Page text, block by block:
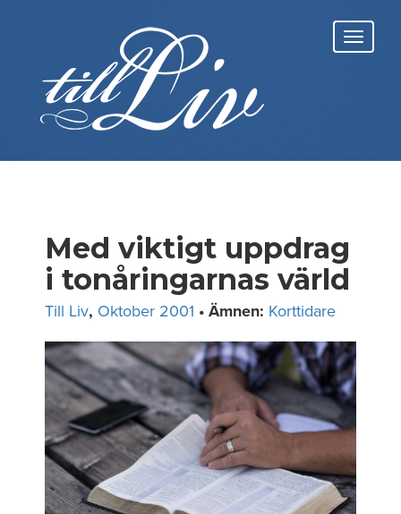
Med viktigt uppdrag
i tonåringarnas värld
Till Liv, Oktober 2001 • Ämnen: Korttidare